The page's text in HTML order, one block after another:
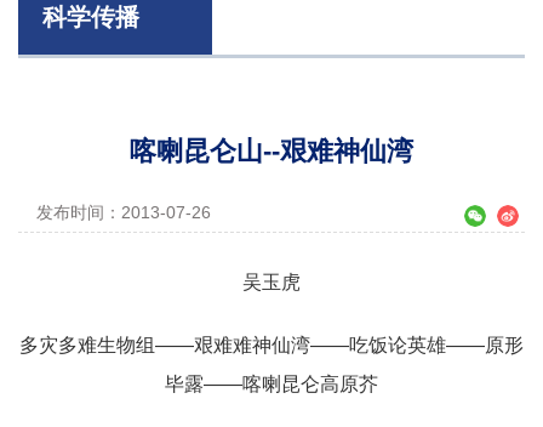
科学传播
喀喇昆仑山--艰难神仙湾
发布时间：2013-07-26
吴玉虎
多灾多难生物组——艰难难神仙湾——吃饭论英雄——原形
毕露——喀喇昆仑高原芥